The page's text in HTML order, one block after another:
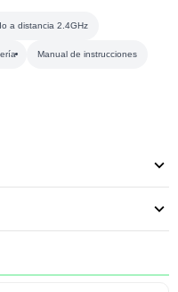
a distancia 2.4GHz
Manual de instrucciones